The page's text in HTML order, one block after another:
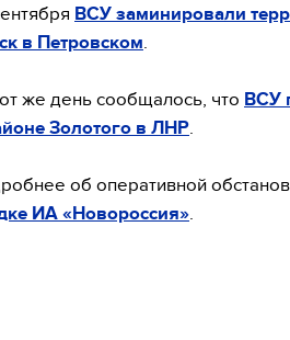
ВСУ заминировали
в Петровском
же день сообщалось, что ВСУ
Золотого в ЛНР
об оперативной
ИА «Новороссия»